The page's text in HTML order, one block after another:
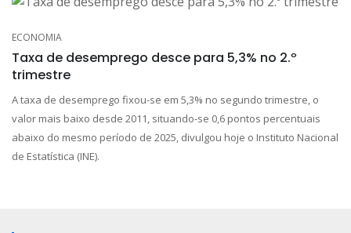
ECONOMIA
Taxa de desemprego desce para 5,3% no 2.º
trimestre
A taxa de desemprego fixou-se em 5,3% no segundo trimestre, o
valor mais baixo desde 2011, situando-se 0,6 pontos percentuais
abaixo do mesmo período de 2025, divulgou hoje o Instituto Nacional
de Estatística (INE).